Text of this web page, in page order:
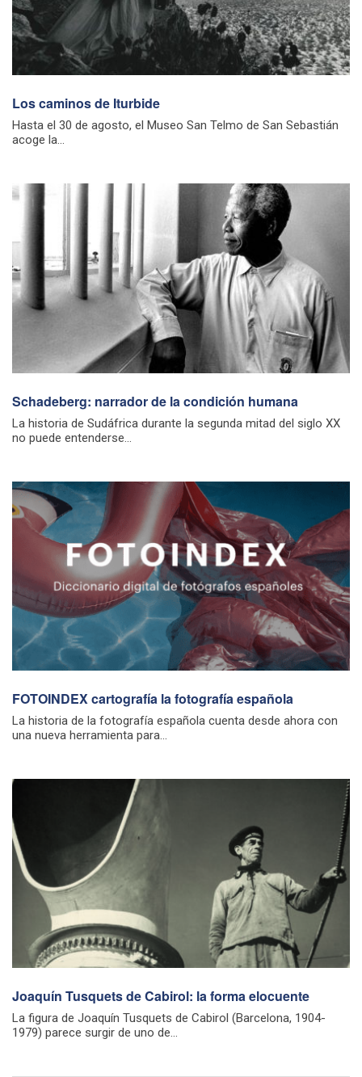
Los caminos de Iturbide
Hasta el 30 de agosto, el Museo San Telmo de San Sebastián
acoge la...
Schadeberg: narrador de la condición humana
La historia de Sudáfrica durante la segunda mitad del siglo XX
no puede entenderse...
FOTOINDEX cartografía la fotografía española
La historia de la fotografía española cuenta desde ahora con
una nueva herramienta para...
Joaquín Tusquets de Cabirol: la forma elocuente
La figura de Joaquín Tusquets de Cabirol (Barcelona, 1904-
1979) parece surgir de uno de...